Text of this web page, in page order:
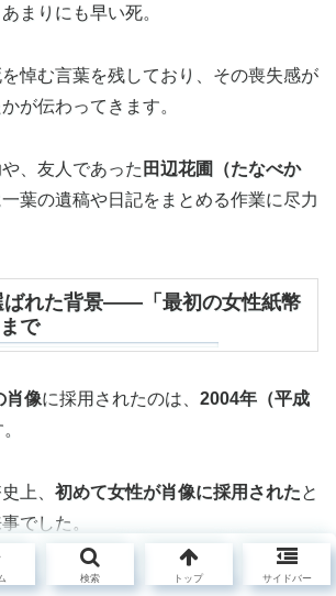
まりにも早い死。
悼む言葉を残しており、その喪失感が
が伝わってきます。
、友人であった 田辺花圃（たなべか
葉の遺稿や日記をまとめる作業に尽力
ばれた背景——「最初の女性紙幣
で
肖像に採用されたのは、 2004年（平成
上、 初めて女性が肖像に採用されたと
でした。
のでしょうか。
検索 トップ サイドバー